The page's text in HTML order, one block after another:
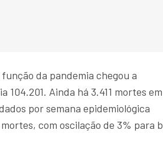
da pandemia chegou a
104.201. Ainda há 3.411 mortes em
por semana epidemiológica
com oscilação de 3% para